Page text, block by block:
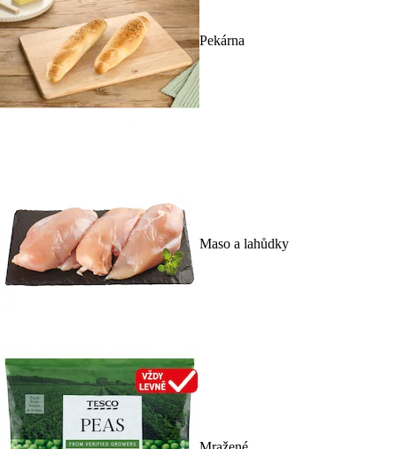
Pekárna
Maso a lahůdky